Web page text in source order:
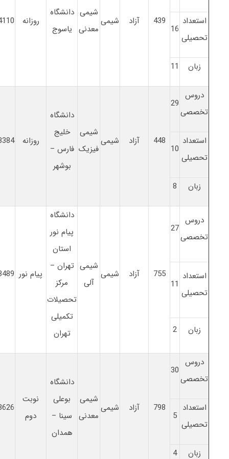
439 آزاد شیمی
شیمی
معدنی
دانشگاه
یاسوج
روزانه
استعداد
تحصیلی
16
زبان 11
دروس
تخصصی
29
448 آزاد شیمی
شیمی
فیزیک
دانشگاه
خلیج
فارس –
بوشهر
روزانه
استعداد
تحصیلی
10
زبان 8
دروس
تخصصی
27
755 آزاد شیمی
شیمی
آلی
دانشگاه
پیام نور
استان
تهران –
مرکز
تحصیلات
تکمیلی
تهران
پیام نور
استعداد
تحصیلی
11
زبان 2
دروس
تخصصی
30
798 آزاد شیمی
شیمی
معدنی
دانشگاه
بوعلی
سینا –
همدان
نوبت
دوم
استعداد
تحصیلی
5
زبان 4